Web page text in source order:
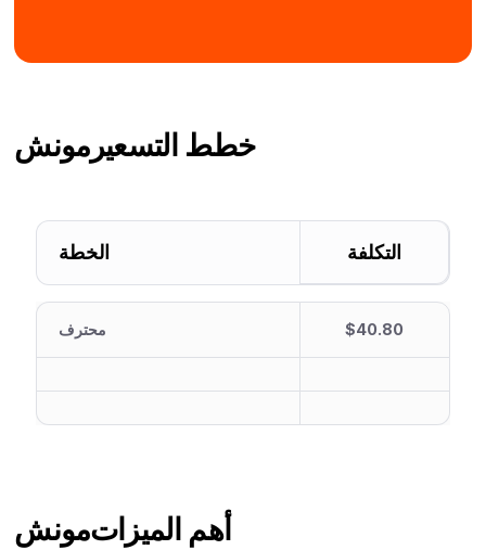
مونش خطط التسعير
الخطة التكلفة
محترف $40.80
مونشأهم الميزات